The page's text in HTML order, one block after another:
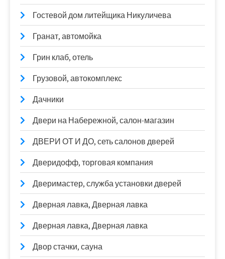
Гостевой дом литейщика Никуличева
Гранат, автомойка
Грин клаб, отель
Грузовой, автокомплекс
Дачники
Двери на Набережной, салон-магазин
ДВЕРИ ОТ И ДО, сеть салонов дверей
Дверидофф, торговая компания
Дверимастер, служба установки дверей
Дверная лавка, Дверная лавка
Дверная лавка, Дверная лавка
Двор стачки, сауна